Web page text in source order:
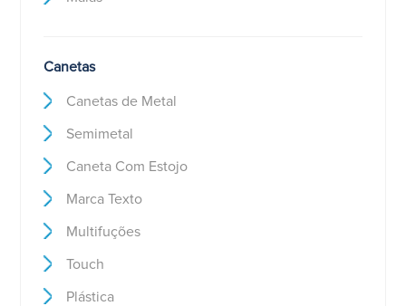
Canetas
Canetas de Metal
Semimetal
Caneta Com Estojo
Marca Texto
Multifuções
Touch
Plástica